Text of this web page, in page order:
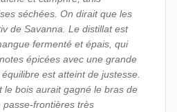
séchées. On dirait que les
de Savanna. Le distillat est
fermenté et épais, qui
épicées avec une grande
est atteint de justesse.
le bois aurait gagné le bras de
passe-frontières très